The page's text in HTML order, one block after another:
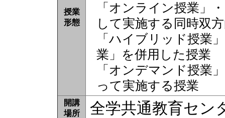
授業
形態
「オンライン授業」
して実施する同時双
「ハイブリッド授業
業」を併用した授業
「オンデマンド授業
って実施する授業
開講
場所
全学共通教育セン